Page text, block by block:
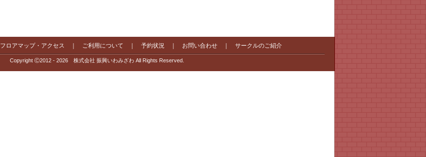
フロアマップ・アクセス ご利用について 予約状況 お問い合わせ サークルのご紹介
Copyright Ⓒ2012 - 2026 株式会社 振興いわみざわ All Rights Reserved.